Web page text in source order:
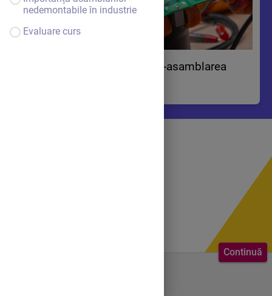
nedemontabile în industrie
Evaluare curs
Continuă
Asamblari nedemontabile-asamblarea